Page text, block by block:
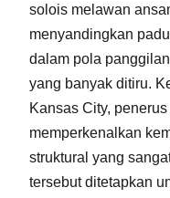
solois melawan
menyandingkan
dalam pola
yang banyak ditiru.
Kansas City,
memperkenalkan
struktural yang
tersebut ditetapkan